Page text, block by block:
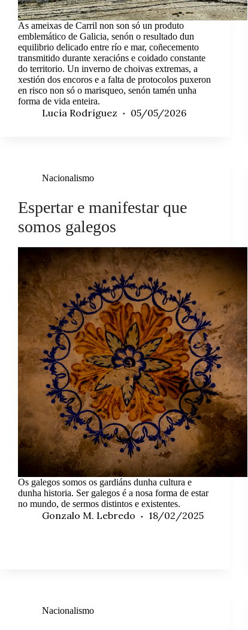
As ameixas de Carril non son só un produto
emblemático de Galicia, senón o resultado dun
equilibrio delicado entre río e mar, coñecemento
transmitido durante xeracións e coidado constante
do territorio. Un inverno de choivas extremas, a
xestión dos encoros e a falta de protocolos puxeron
en risco non só o marisqueo, senón tamén unha
forma de vida enteira.
Lucía Rodríguez 05/05/2026
Nacionalismo
Espertar e manifestar que
somos galegos
Os galegos somos os gardiáns dunha cultura e
dunha historia. Ser galegos é a nosa forma de estar
no mundo, de sermos distintos e existentes.
Gonzalo M. Lebredo 18/02/2025
Nacionalismo